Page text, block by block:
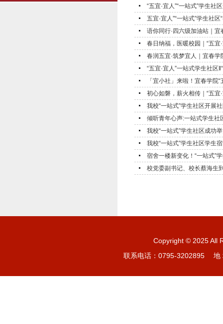
“五宜·宜人”“一站式”学生社
五宜·宜人”“一站式”学生社
语你同行·四六级加油站｜宜
春日纳福，医暖校园｜“五宜
春润五宜·筑梦宜人｜宜春学
“五宜·宜人”一站式学生社区
「宜小社」来啦！宜春学院
初心如磐，薪火相传｜“五宜
我校“一站式”学生社区开展
倾听青年心声:一站式学生社
我校“一站式”学生社区成功
我校“一站式”学生社区学生
宿舍一楼新变化！“一站式”
校党委副书记、校长蔡海生
Copyright © 2025 All
联系电话：0795-3202895 地